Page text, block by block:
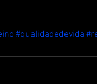
#qualidadedevida